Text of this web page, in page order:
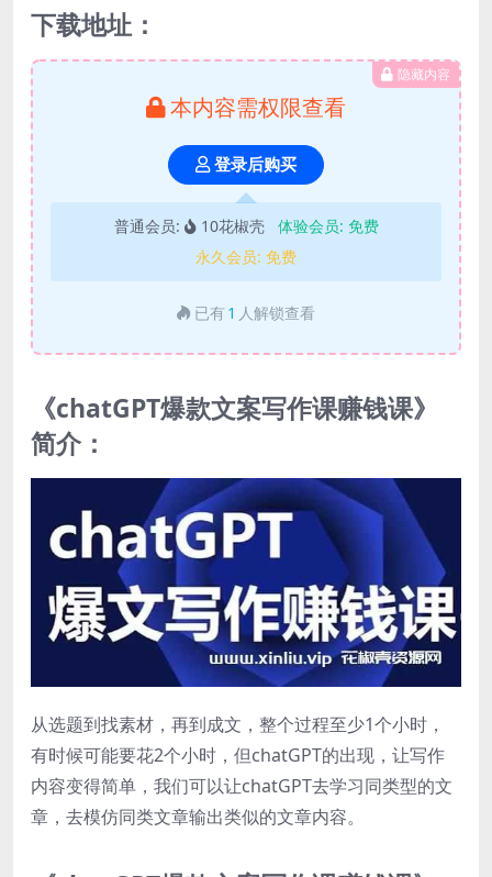
下载地址：
隐藏内容
本内容需权限查看
登录后购买
普通会员: 10花椒壳 体验会员: 免费
永久会员: 免费
已有 1 人解锁查看
《chatGPT爆款文案写作课赚钱课》
简介：
从选题到找素材，再到成文，整个过程至少1个小时，
有时候可能要花2个小时，但chatGPT的出现，让写作
内容变得简单，我们可以让chatGPT去学习同类型的文
章，去模仿同类文章输出类似的文章内容。